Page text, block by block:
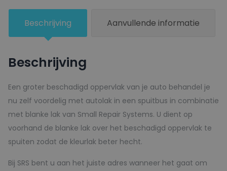
EXPERIENCE
GREEN
-
aantal
Beschrijving Aanvullende informatie
Beschrijving
Een groter beschadigd oppervlak van je auto behandel je
nu zelf voordelig met autolak in een spuitbus in combinatie
met blanke lak van Small Repair Systems. U dient op
voorhand de blanke lak over het beschadigd oppervlak te
spuiten zodat de kleurlak beter hecht.
Bij SRS bent u aan het juiste adres wanneer het gaat om